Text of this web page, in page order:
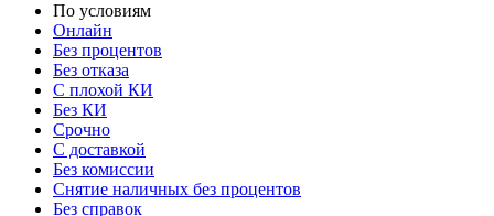
По условиям
Онлайн
Без процентов
Без отказа
С плохой КИ
Без КИ
Срочно
С доставкой
Без комиссии
Снятие наличных без процентов
Без справок